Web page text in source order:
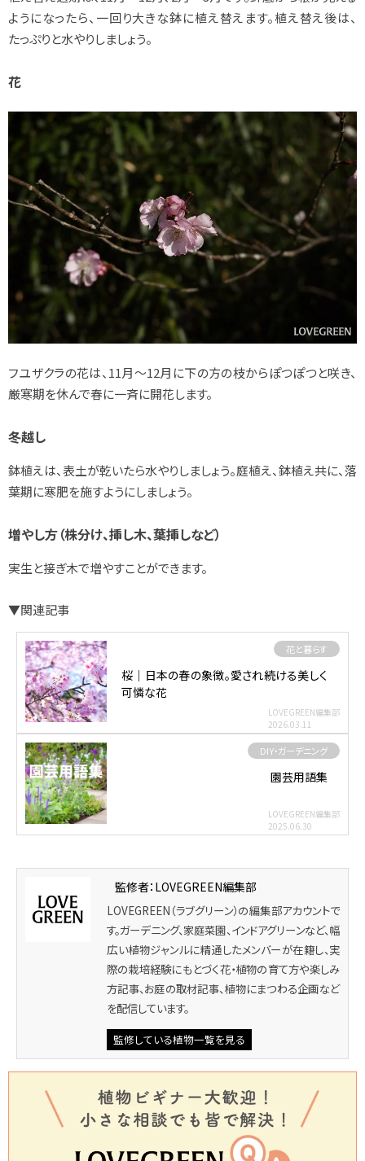
ようになったら、一回り大きな鉢に植え替えます。植え替え後は、
たっぷりと水やりしましょう。
花
フユザクラの花は、11月～12月に下の方の枝からぽつぽつと咲き、
厳寒期を休んで春に一斉に開花します。
冬越し
鉢植えは、表土が乾いたら水やりしましょう。庭植え、鉢植え共に、落
葉期に寒肥を施すようにしましょう。
増やし方（株分け、挿し木、葉挿しなど）
実生と接ぎ木で増やすことができます。
▼関連記事
花と暮らす
桜｜日本の春の象徴。愛され続ける美しく
可憐な花
LOVEGREEN編集部
2026.03.11
DIY・ガーデニング
園芸用語集
LOVEGREEN編集部
2025.06.30
監修者：LOVEGREEN編集部
LOVEGREEN（ラブグリーン）の編集部アカウントで
す。ガーデニング、家庭菜園、インドアグリーンなど、幅
広い植物ジャンルに精通したメンバーが在籍し、実
際の栽培経験にもとづく花・植物の育て方や楽しみ
方記事、お庭の取材記事、植物にまつわる企画など
を配信しています。
監修している植物一覧を見る